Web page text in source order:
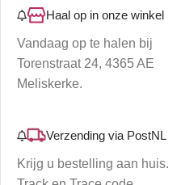
Haal op in onze winkel
Vandaag op te halen bij
Torenstraat 24, 4365 AE
Meliskerke.
Verzending via PostNL
Krijg u bestelling aan huis.